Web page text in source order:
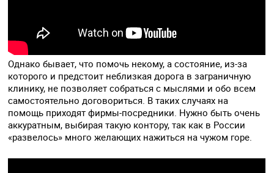
Однако бывает, что помочь некому, а состояние, из-за
которого и предстоит неблизкая дорога в заграничную
клинику, не позволяет собраться с мыслями и обо всем
самостоятельно договориться. В таких случаях на
помощь приходят фирмы-посредники. Нужно быть очень
аккуратным, выбирая такую контору, так как в России
«развелось» много желающих нажиться на чужом горе.